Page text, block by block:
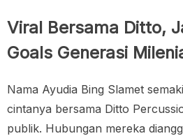
Viral Bersama Ditto,
Goals Generasi
Nama Ayudia Bing Slamet
cintanya bersama Ditto
publik. Hubungan mereka